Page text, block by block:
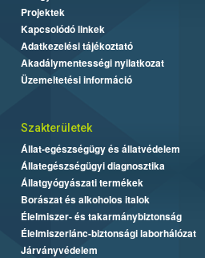
Projektek
Kapcsolódó linkek
Adatkezelési tájékoztató
Akadálymentességi nyilatkozat
Üzemeltetési információ
Szakterületek
Állat-egészségügy és állatvédelem
Állategészségügyi diagnosztika
Állatgyógyászati termékek
Borászat és alkoholos italok
Élelmiszer- és takarmánybiztonság
Élelmiszerlánc-biztonsági laborhálózat
Járványvédelem